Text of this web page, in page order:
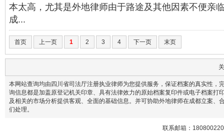
本太高，尤其是外地律师由于路途及其他因素不便亲
成...
首页 上一页 1 2 3 4 下一页 末页
本网站查询均由四川省司法厅注册执业律师为您提供服务，保证档案的真实性
询信息都是加盖原登记机关印章、具有法律效力的原始档案复印件或电子档案
及相关的市场分析提供客观、全面的基础信息。并可协助外地律师在成都立案
们处理。
联系邮箱：